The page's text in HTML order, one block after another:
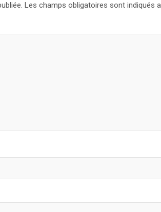
Les champs obligatoires sont indiqués